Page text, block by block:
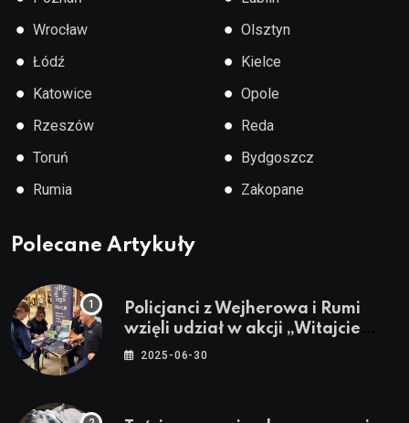
● Wrocław
● Łódź
● Katowice
● Rzeszów
● Toruń
● Rumia
● Olsztyn
● Kielce
● Opole
● Reda
● Bydgoszcz
● Zakopane
Polecane Artykuły
Policjanci z Wejherowa i Rumi
wzięli udział w akcji „Witajcie
Wakacje”
2025-06-30